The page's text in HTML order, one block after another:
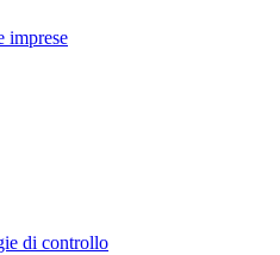
imprese
di controllo